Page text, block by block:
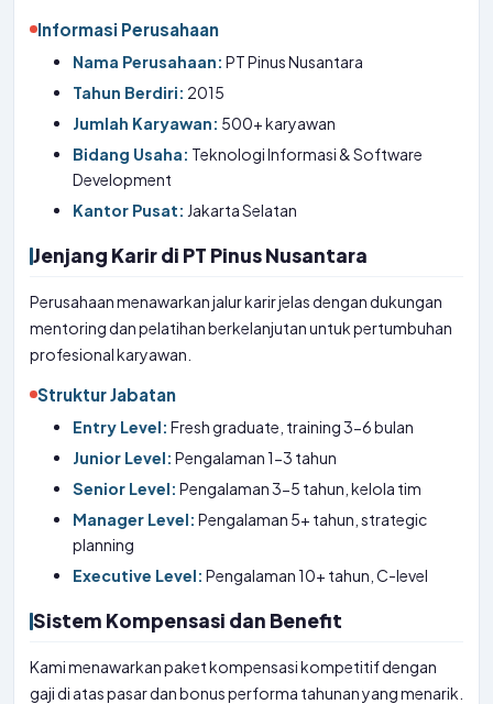
Informasi Perusahaan
Nama Perusahaan: PT Pinus Nusantara
Tahun Berdiri: 2015
Jumlah Karyawan: 500+ karyawan
Bidang Usaha: Teknologi Informasi & Software
Development
Kantor Pusat: Jakarta Selatan
Jenjang Karir di PT Pinus Nusantara
Perusahaan menawarkan jalur karir jelas dengan dukungan
mentoring dan pelatihan berkelanjutan untuk pertumbuhan
profesional karyawan.
Struktur Jabatan
Entry Level: Fresh graduate, training 3-6 bulan
Junior Level: Pengalaman 1-3 tahun
Senior Level: Pengalaman 3-5 tahun, kelola tim
Manager Level: Pengalaman 5+ tahun, strategic
planning
Executive Level: Pengalaman 10+ tahun, C-level
Sistem Kompensasi dan Benefit
Kami menawarkan paket kompensasi kompetitif dengan
gaji di atas pasar dan bonus performa tahunan yang menarik.